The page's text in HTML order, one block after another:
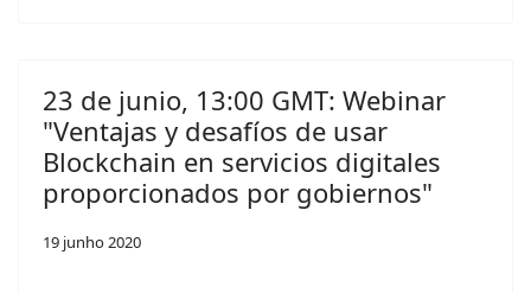
23 de junio, 13:00 GMT: Webinar
"Ventajas y desafíos de usar
Blockchain en servicios digitales
proporcionados por gobiernos"
19 junho 2020